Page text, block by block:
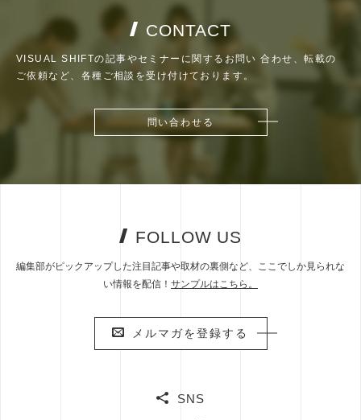
CONTACT
VISUAL SHIFTの記事やセミナーに関するお問い 合わせ、転載の
ご依頼など、各種ご相談を受け付けております。
問い合わせる
問い合わせる
FOLLOW US
編集部がピックアップした注目記事や取材の裏側など、ここでしか見られな
い情報を配信！ サンプルはこちら。
メルマガを登録する
メルマガを登録する
SNS